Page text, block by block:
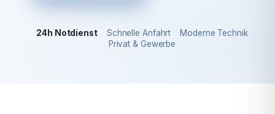
24h Notdienst Schnelle Anfahrt
Moderne Technik
Privat & Gewerbe